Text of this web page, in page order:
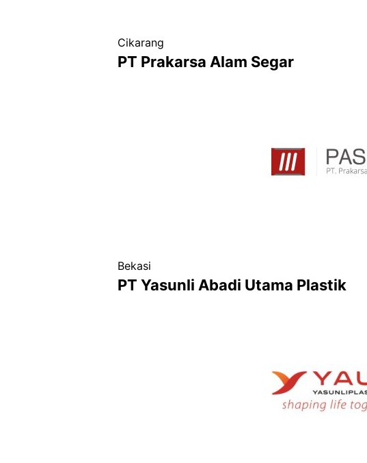
Cikarang
PT Prakarsa Alam Segar
Bekasi
PT Yasunli Abadi Utama Plastik